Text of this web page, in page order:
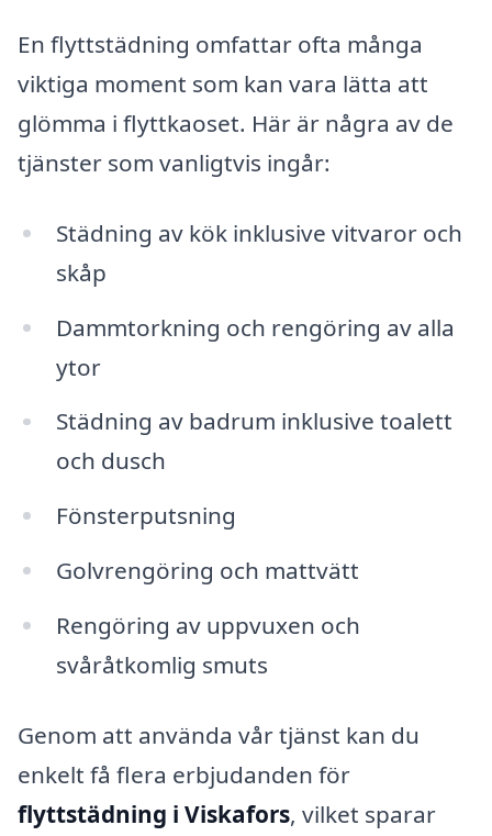
En flyttstädning omfattar ofta många
viktiga moment som kan vara lätta att
glömma i flyttkaoset. Här är några av de
tjänster som vanligtvis ingår:
Städning av kök inklusive vitvaror och
skåp
Dammtorkning och rengöring av alla
ytor
Städning av badrum inklusive toalett
och dusch
Fönsterputsning
Golvrengöring och mattvätt
Rengöring av uppvuxen och
svåråtkomlig smuts
Genom att använda vår tjänst kan du
enkelt få flera erbjudanden för
flyttstädning i Viskafors, vilket sparar